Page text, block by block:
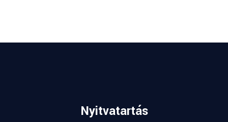
Nyitvatartás